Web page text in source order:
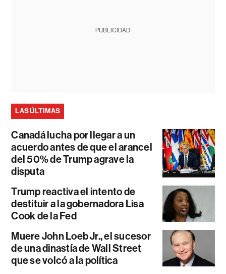
PUBLICIDAD
LAS ÚLTIMAS
Canadá lucha por llegar a un
acuerdo antes de que el arancel
del 50% de Trump agrave la
disputa
Trump reactiva el intento de
destituir a la gobernadora Lisa
Cook de la Fed
Muere John Loeb Jr., el sucesor
de una dinastía de Wall Street
que se volcó a la política